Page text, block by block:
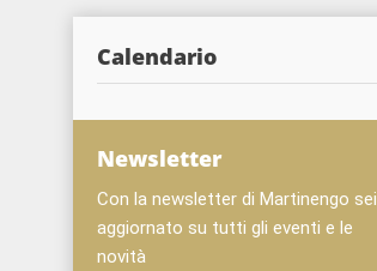
Calendario
Newsletter
Con la newsletter di Martinengo sei
aggiornato su tutti gli eventi e le
novità